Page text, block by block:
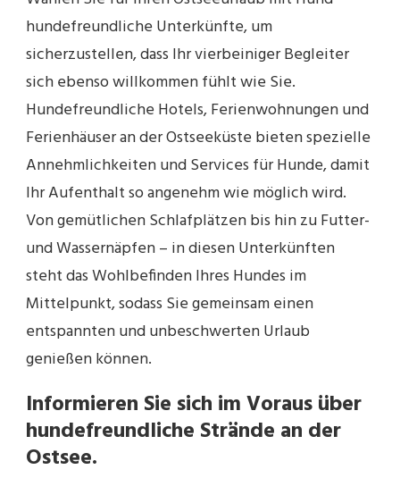
hundefreundliche Unterkünfte, um
sicherzustellen, dass Ihr vierbeiniger Begleiter
sich ebenso willkommen fühlt wie Sie.
Hundefreundliche Hotels, Ferienwohnungen und
Ferienhäuser an der Ostseeküste bieten spezielle
Annehmlichkeiten und Services für Hunde, damit
Ihr Aufenthalt so angenehm wie möglich wird.
Von gemütlichen Schlafplätzen bis hin zu Futter-
und Wassernäpfen – in diesen Unterkünften
steht das Wohlbefinden Ihres Hundes im
Mittelpunkt, sodass Sie gemeinsam einen
entspannten und unbeschwerten Urlaub
genießen können.
Informieren Sie sich im Voraus über
hundefreundliche Strände an der
Ostsee.